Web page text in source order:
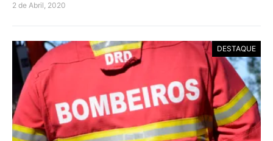
2 de Abril, 2020
DESTAQUE